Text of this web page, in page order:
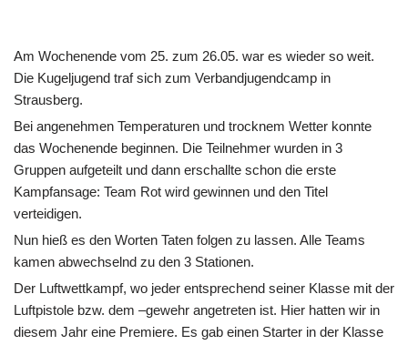
Am Wochenende vom 25. zum 26.05. war es wieder so weit.
Die Kugeljugend traf sich zum Verbandjugendcamp in
Strausberg.
Bei angenehmen Temperaturen und trocknem Wetter konnte
das Wochenende beginnen. Die Teilnehmer wurden in 3
Gruppen aufgeteilt und dann erschallte schon die erste
Kampfansage: Team Rot wird gewinnen und den Titel
verteidigen.
Nun hieß es den Worten Taten folgen zu lassen. Alle Teams
kamen abwechselnd zu den 3 Stationen.
Der Luftwettkampf, wo jeder entsprechend seiner Klasse mit der
Luftpistole bzw. dem –gewehr angetreten ist. Hier hatten wir in
diesem Jahr eine Premiere. Es gab einen Starter in der Klasse